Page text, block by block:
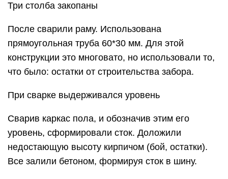
Три столба закопаны
После сварили раму. Использована
прямоугольная труба 60*30 мм. Для этой
конструкции это многовато, но использовали то,
что было: остатки от строительства забора.
При сварке выдерживался уровень
Сварив каркас пола, и обозначив этим его
уровень, сформировали сток. Доложили
недостающую высоту кирпичом (бой, остатки).
Все залили бетоном, формируя сток в шину.